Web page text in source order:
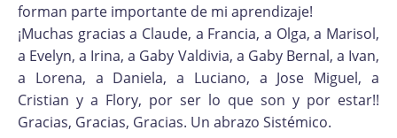
forman parte importante de mi aprendizaje!
¡Muchas gracias a Claude, a Francia, a Olga, a Marisol,
a Evelyn, a Irina, a Gaby Valdivia, a Gaby Bernal, a Ivan,
a Lorena, a Daniela, a Luciano, a Jose Miguel, a
Cristian y a Flory, por ser lo que son y por estar!!
Gracias, Gracias, Gracias. Un abrazo Sistémico.